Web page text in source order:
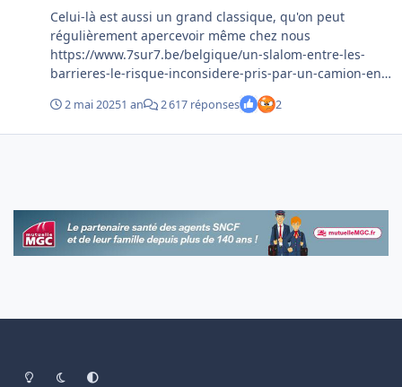
Celui-là est aussi un grand classique, qu'on peut
régulièrement apercevoir même chez nous
https://www.7sur7.be/belgique/un-slalom-entre-les-
barrieres-le-risque-inconsidere-pris-par-un-camion-en-
2 mai 20251 an 2 617 réponses 2
Light ModeDark ModeSystem Preference